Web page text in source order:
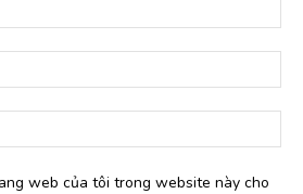
web của tôi trong website này cho